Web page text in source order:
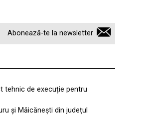
Abonează-te la newsletter
tehnic de execuție pentru
și Măicănești din județul